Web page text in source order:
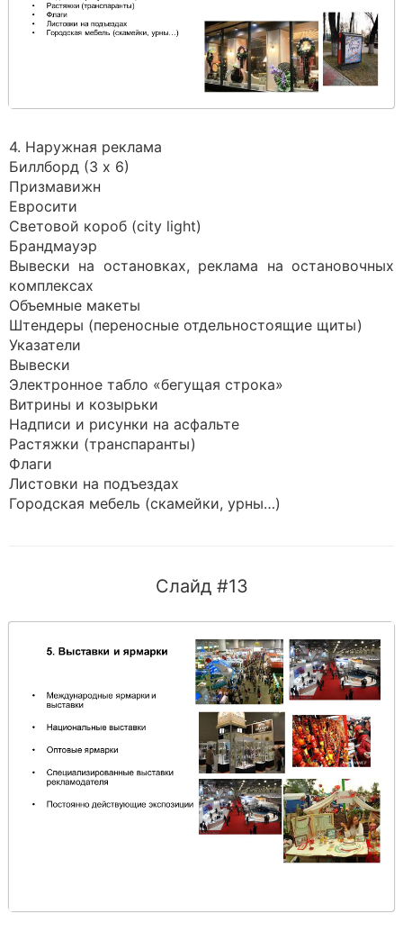
4. Наружная реклама
Биллборд (3 х 6)
Призмавижн
Евросити
Световой короб (city light)
Брандмауэр
Вывески на остановках, реклама на остановочных
комплексах
Объемные макеты
Штендеры (переносные отдельностоящие щиты)
Указатели
Вывески
Электронное табло «бегущая строка»
Витрины и козырьки
Надписи и рисунки на асфальте
Растяжки (транспаранты)
Флаги
Листовки на подъездах
Городская мебель (скамейки, урны…)
Слайд #13